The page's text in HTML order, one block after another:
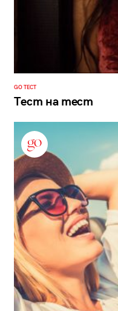
GO ТЕСТ
Тест на тест